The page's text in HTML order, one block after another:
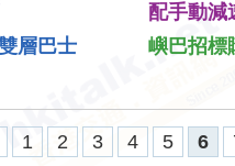
配手動減
層巴士
嶼巴招標
1 2 3 4 5 6